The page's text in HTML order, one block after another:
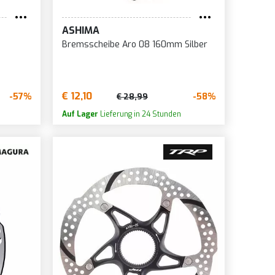
-57%
ASHIMA
Bremsscheibe Aro 08 160mm Silber
€ 12,10 € 28,99 -58%
Auf Lager Lieferung in 24 Stunden